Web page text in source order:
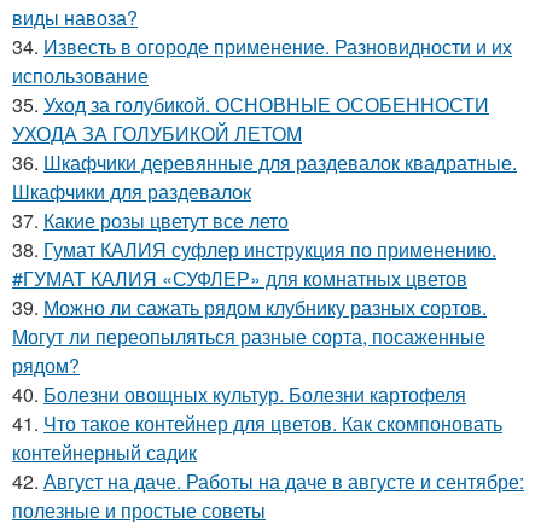
виды навоза?
34. Известь в огороде применение. Разновидности и их
использование
35. Уход за голубикой. ОСНОВНЫЕ ОСОБЕННОСТИ
УХОДА ЗА ГОЛУБИКОЙ ЛЕТОМ
36. Шкафчики деревянные для раздевалок квадратные.
Шкафчики для раздевалок
37. Какие розы цветут все лето
38. Гумат КАЛИЯ суфлер инструкция по применению.
#ГУМАТ КАЛИЯ «СУФЛЕР» для комнатных цветов
39. Можно ли сажать рядом клубнику разных сортов.
Могут ли переопыляться разные сорта, посаженные
рядом?
40. Болезни овощных культур. Болезни картофеля
41. Что такое контейнер для цветов. Как скомпоновать
контейнерный садик
42. Август на даче. Работы на даче в августе и сентябре:
полезные и простые советы